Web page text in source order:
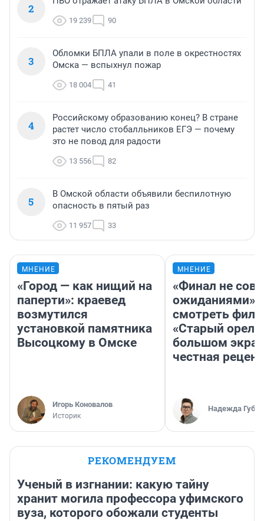
2
19 239 90
3
Обломки БПЛА упали в поле в окрестностях
Омска — вспыхнул пожар
18 004 41
4
Российскому образованию конец? В стране
растет число стобалльников ЕГЭ — почему
это не повод для радости
13 556 82
5
В Омской области объявили беспилотную
опасность в пятый раз
11 957 33
МНЕНИЕ
«Город — как нищий на
паперти»: краевед
возмутился
установкой памятника
Высоцкому в Омске
Игорь Коновалов
Историк
МНЕНИЕ
«Финал не
ожиданиями»:
смотреть
«Старый орел»
большом
честная
Надежда
РЕКОМЕНДУЕМ
Ученый в изгнании: какую тайну
хранит могила профессора уфимского
вуза, которого обожали студенты